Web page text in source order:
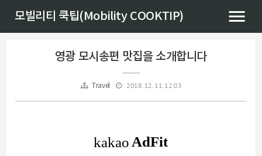
모빌리티 쿡팁(Mobility COOKTIP)
영광 모시송편 맛집을 소개합니다
Travel 2018. 12. 11. 12:03